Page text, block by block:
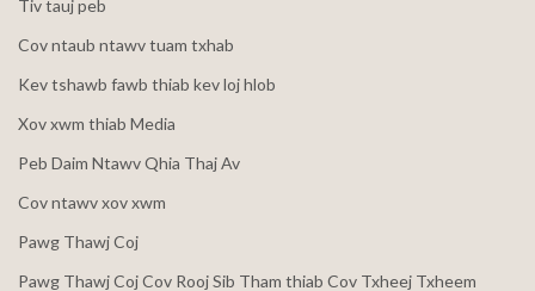
Tiv tauj peb
Cov ntaub ntawv tuam txhab
Kev tshawb fawb thiab kev loj hlob
Xov xwm thiab Media
Peb Daim Ntawv Qhia Thaj Av
Cov ntawv xov xwm
Pawg Thawj Coj
Pawg Thawj Coj Cov Rooj Sib Tham thiab Cov Txheej Txheem